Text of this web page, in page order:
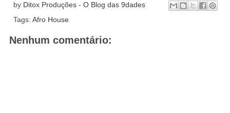
by Ditox Produções - O Blog das 9dades
Tags: Afro House
Nenhum comentário: